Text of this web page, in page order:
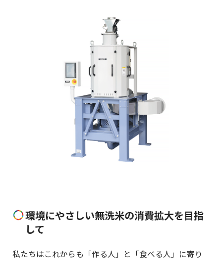
環境にやさしい無洗米の消費拡大を目指
して
私たちはこれからも「作る人」と「食べる人」に寄り